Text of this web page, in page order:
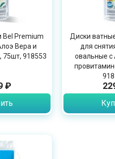
Bel Premium
Вера и
75шт, 918553
₽
Диски
для
овальные с